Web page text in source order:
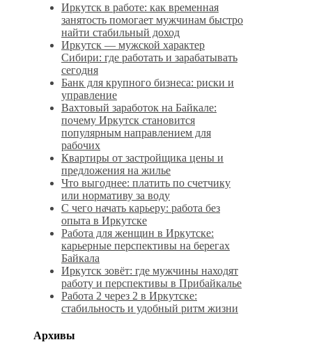
Иркутск в работе: как временная
занятость помогает мужчинам быстро
найти стабильный доход
Иркутск — мужской характер
Сибири: где работать и зарабатывать
сегодня
Банк для крупного бизнеса: риски и
управление
Вахтовый заработок на Байкале:
почему Иркутск становится
популярным направлением для
рабочих
Квартиры от застройщика цены и
предложения на жилье
Что выгоднее: платить по счетчику
или нормативу за воду
С чего начать карьеру: работа без
опыта в Иркутске
Работа для женщин в Иркутске:
карьерные перспективы на берегах
Байкала
Иркутск зовёт: где мужчины находят
работу и перспективы в Прибайкалье
Работа 2 через 2 в Иркутске:
стабильность и удобный ритм жизни
Архивы